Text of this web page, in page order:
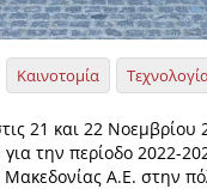
Καινοτομία
21 και 22
την περίοδο 2022-
Μακεδονίας Α.Ε. στην